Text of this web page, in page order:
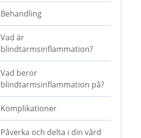
Behandling
Vad är
blindtarmsinflammation?
Vad beror
blindtarmsinflammation på?
Komplikationer
Påverka och delta i din vård